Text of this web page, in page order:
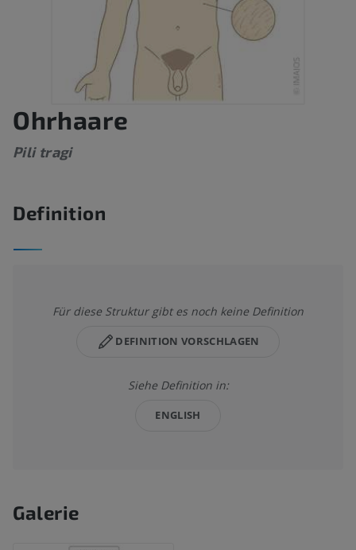
Ohrhaare
Pili tragi
Definition
Für diese Struktur gibt es noch keine Definition
DEFINITION VORSCHLAGEN
Siehe Definition in:
ENGLISH
Galerie